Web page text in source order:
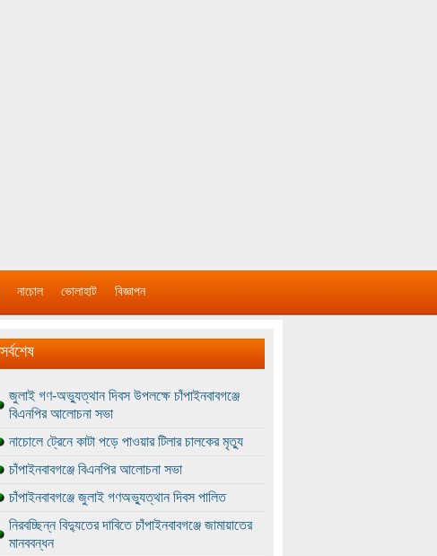
নাচোল ভোলাহাট বিজ্ঞাপন
সর্বশেষ
জুলাই গণ-অভ্যুত্থান দিবস উপলক্ষে চাঁপাইনবাবগঞ্জে
বিএনপির আলোচনা সভা
নাচোলে ট্রেনে কাটা পড়ে পাওয়ার টিলার চালকের মৃত্যু
চাঁপাইনবাবগঞ্জে বিএনপির আলোচনা সভা
চাঁপাইনবাবগঞ্জে জুলাই গণঅভ্যুত্থান দিবস পালিত
নিরবচ্ছিন্ন বিদ্যুতের দাবিতে চাঁপাইনবাবগঞ্জে জামায়াতের
মানববন্ধন